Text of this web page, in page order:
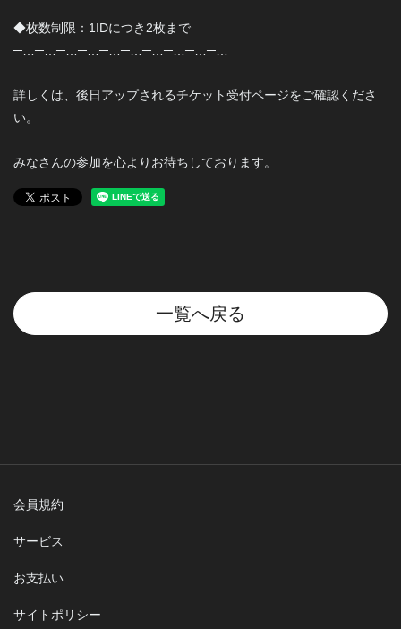
◆枚数制限：1IDにつき2枚まで
─…─…─…─…─…─…─…─…─…─…
詳しくは、後日アップされるチケット受付ページをご確認くださ
い。
みなさんの参加を心よりお待ちしております。
一覧へ戻る
会員規約
サービス
お支払い
サイトポリシー